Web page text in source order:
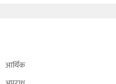
आर्थिक